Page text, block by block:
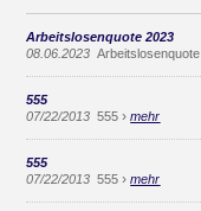
Arbeitslosenquote 2023
08.06.2023 Arbeitslosenquote
555
07/22/2013 555 ›mehr
555
07/22/2013 555 ›mehr